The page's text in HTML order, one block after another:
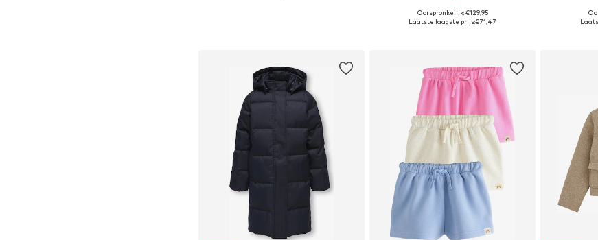
Beschikbaar in vele maten
Oorspronkelijk: €129,95
Laatste laagste prijs:€71,47